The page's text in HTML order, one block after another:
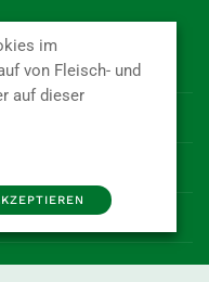
Artikels
Lieferung der Ware
im
von Fleisch- und
auf dieser